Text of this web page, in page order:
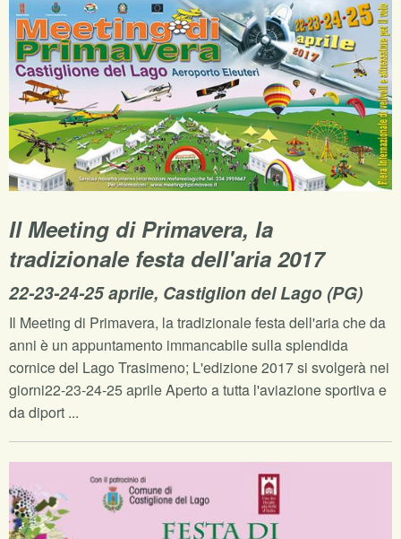
Il Meeting di Primavera, la
tradizionale festa dell'aria 2017
22-23-24-25 aprile, Castiglion del Lago (PG)
Il Meeting di Primavera, la tradizionale festa dell'aria che da
anni è un appuntamento immancabile sulla splendida
cornice del Lago Trasimeno; L'edizione 2017 si svolgerà nei
giorni22-23-24-25 aprile Aperto a tutta l'aviazione sportiva e
da diport ...